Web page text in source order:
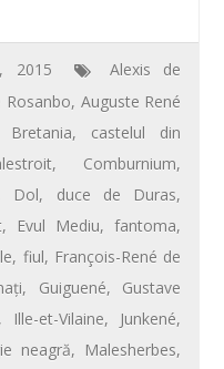
ta
je
az
ă
2015
Alexis de
Rosanbo, Auguste René
Bretania, castelul din
, Comburnium,
Dol, duce de Duras,
, Evul Mediu,fantoma,
, fiul, François-René de
, Guiguené, Gustave
, Ille-et-Vilaine, Junkené,
neagră, Malesherbes,